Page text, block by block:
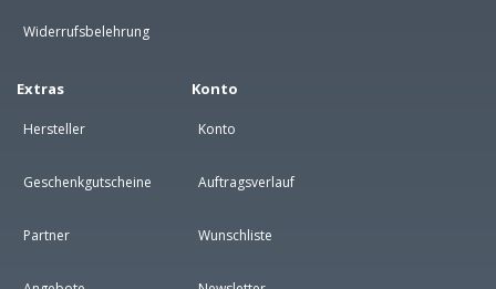
Widerrufsbelehrung
Extras
Hersteller
Geschenkgutscheine
Partner
Konto
Konto
Auftragsverlauf
Wunschliste